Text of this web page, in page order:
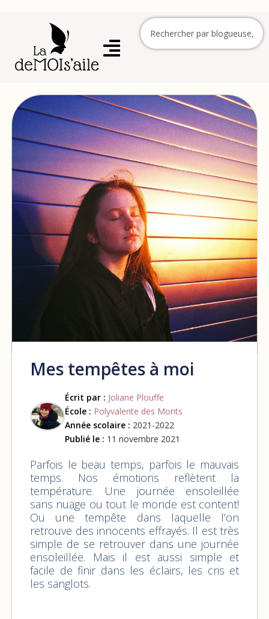
Mes tempêtes à moi
Écrit par : Joliane Plouffe
École : Polyvalente des Monts
Année scolaire : 2021-2022
Publié le : 11 novembre 2021
Parfois le beau temps, parfois le mauvais
temps. Nos émotions reflètent la
température. Une journée ensoleillée
sans nuage ou tout le monde est content!
Ou une tempête dans laquelle l’on
retrouve des innocents effrayés. Il est très
simple de se retrouver dans une journée
ensoleillée. Mais il est aussi simple et
facile de finir dans les éclairs, les cris et
les sanglots.